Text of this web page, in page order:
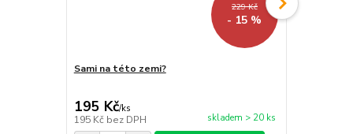
229 Kč
- 15 %
Sami na této zemi?
195 Kč/ks
195 Kč bez DPH skladem > 20 ks